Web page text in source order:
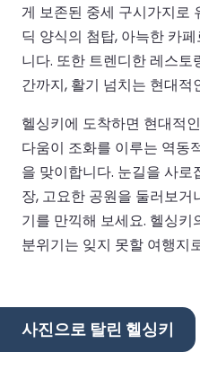
게 보존된 중세 구시가지로
딕 양식의 첨탑, 아늑한 카
니다. 또한 트렌디한 레스
간까지, 활기 넘치는 현대적
헬싱키에 도착하면 현대적
다움이 조화를 이루는 역동
을 맞이합니다. 눈길을 사로
장, 고요한 공원을 둘러보거
기를 만끽해 보세요. 헬싱
분위기는 잊지 못할 여행지
사진으로 탈린 헬싱키